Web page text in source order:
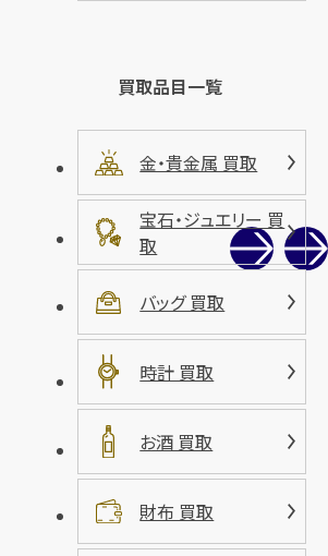
買取品目一覧
金・貴金属 買取
宝石・ジュエリー 買
取
バッグ 買取
時計 買取
お酒 買取
財布 買取